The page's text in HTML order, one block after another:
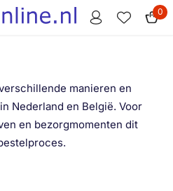
gesloten. 0
manieren en
Nederland en België. Voor
en bezorgmomenten dit